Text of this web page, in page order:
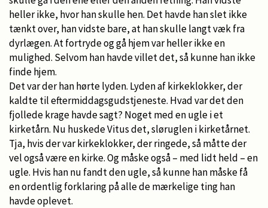
heller ikke, hvor han skulle hen. Det havde han slet ikke
tænkt over, han vidste bare, at han skulle langt væk fra
dyrlægen. At fortryde og gå hjem var heller ikke en
mulighed. Selvom han havde villet det, så kunne han ikke
finde hjem.
Det var der han hørte lyden. Lyden af kirkeklokker, der
kaldte til eftermiddagsgudstjeneste. Hvad var det den
fjollede krage havde sagt? Noget med en ugle i et
kirketårn. Nu huskede Vitus det, sløruglen i kirketårnet.
Tja, hvis der var kirkeklokker, der ringede, så måtte der
vel også være en kirke. Og måske også – med lidt held – en
ugle. Hvis han nu fandt den ugle, så kunne han måske få
en ordentlig forklaring på alle de mærkelige ting han
havde oplevet.